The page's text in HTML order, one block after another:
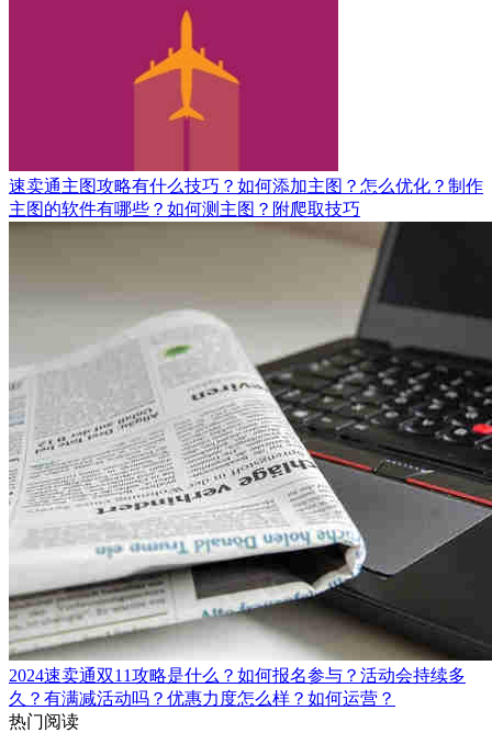
主图的软件有哪些？如何测主图？附爬取技巧
2024速卖通双11攻略是什么？如何报名参与？活动会持续多
久？有满减活动吗？优惠力度怎么样？如何运营？
热门阅读